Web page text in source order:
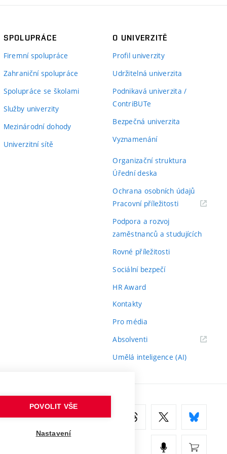
SPOLUPRÁCE
Firemní spolupráce
Zahraniční spolupráce
Spolupráce se školami
Služby univerzity
Mezinárodní dohody
Univerzitní sítě
O UNIVERZITĚ
Profil univerzity
Udržitelná univerzita
Podnikavá univerzita /
ContriBUTe
Bezpečná univerzita
Vyznamenání
Organizační struktura
Úřední deska
Ochrana osobních údajů
Pracovní příležitosti(externí
Podpora a rozvoj
zaměstnanců a studujících
Rovné příležitosti
Sociální bezpečí
HR Award
Kontakty
Pro média
Absolventi(externí
Umělá inteligence (AI)
POVOLIT VŠE
Nastavení